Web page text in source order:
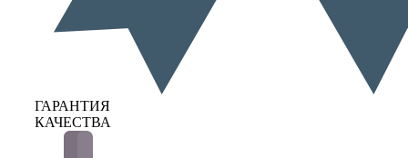
ГАРАНТИЯ
КАЧЕСТВА